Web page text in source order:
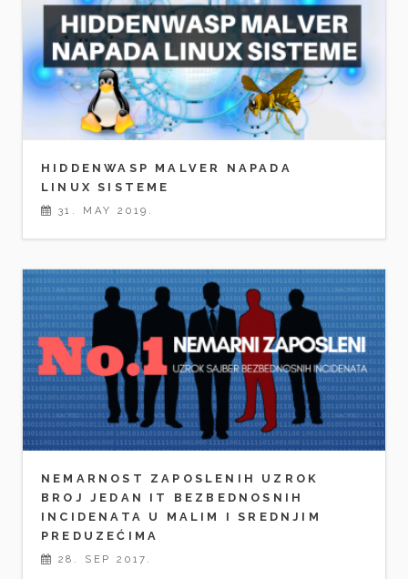
HIDDENWASP MALVER NAPADA
LINUX SISTEME
31. MAY 2019.
NEMARNOST ZAPOSLENIH UZROK
BROJ JEDAN IT BEZBEDNOSNIH
INCIDENATA U MALIM I SREDNJIM
PREDUZEĆIMA
28. SEP 2017.